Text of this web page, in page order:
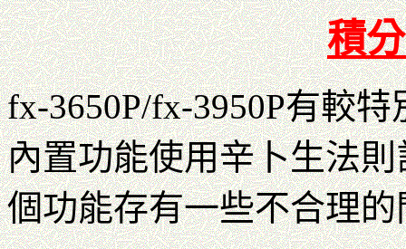
積
fx-3650P/fx-3950P有較
內置功能使用辛卜生法
個功能存有一些不合理